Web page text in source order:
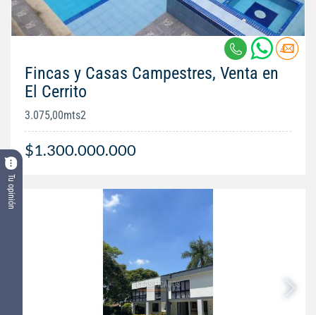
Tu opinión
Fincas y Casas Campestres, Venta en
El Cerrito
3.075,00mts2
$1.300.000.000